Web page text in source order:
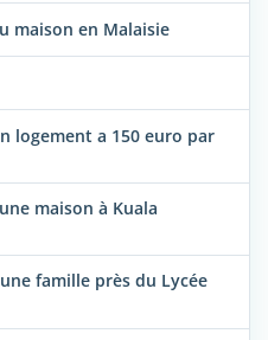
maison en Malaisie
logement a 150 euro par
maison à Kuala
famille près du Lycée